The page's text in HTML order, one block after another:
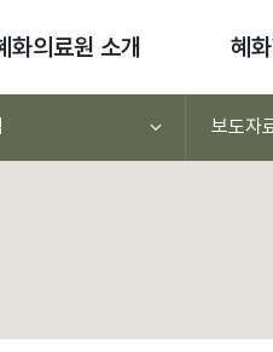
화의료원 소개 혜
보도자